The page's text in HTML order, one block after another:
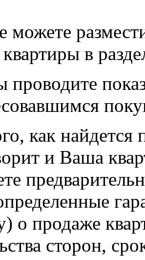
можете
в
проводите
как найдется
и Ваша
о продаже
сторон,